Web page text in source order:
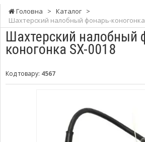
Головна > Каталог >
Шахтерский налобный фонарь-коногонка
Шахтерский налобный
коногонка SX-0018
Код товару: 4567